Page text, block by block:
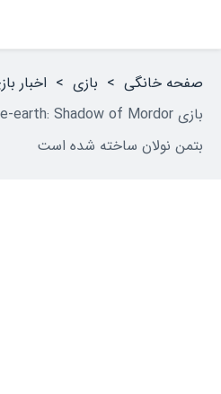
صفحه خانگی > بازی > اخبار
بتمن نولان ساخته شده است